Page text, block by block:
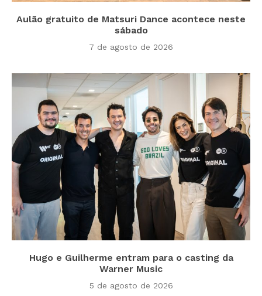
Aulão gratuito de Matsuri Dance acontece neste
sábado
7 de agosto de 2026
Hugo e Guilherme entram para o casting da
Warner Music
5 de agosto de 2026